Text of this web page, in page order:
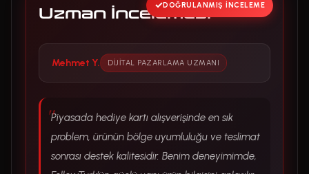
DOĞRULANMIŞ İNCELEME
Uzman İncelemesi
Mehmet Y. DIJITAL PAZARLAMA UZMANI
Piyasada hediye kartı alışverişinde en sık
problem, ürünün bölge uyumluluğu ve teslimat
sonrası destek kalitesidir. Benim deneyimimde,